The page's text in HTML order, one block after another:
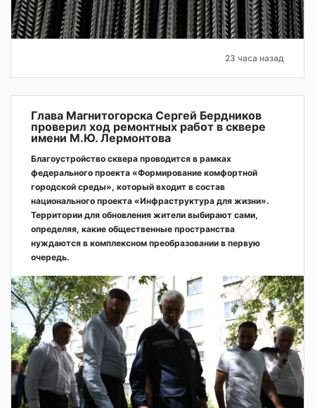
23 часа назад
Глава Магнитогорска Сергей Бердников
проверил ход ремонтных работ в сквере
имени М.Ю. Лермонтова
Благоустройство сквера проводится в рамках
федерального проекта «Формирование комфортной
городской среды», который входит в состав
национального проекта «Инфраструктура для жизни».
Территории для обновления жители выбирают сами,
определяя, какие общественные пространства
нуждаются в комплексном преобразовании в первую
очередь.